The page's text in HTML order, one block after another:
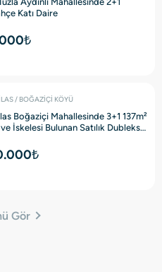
Katı Daire
/ BOĞAZİÇİ KÖYÜ
Boğaziçi Mahallesinde 3+1 137m²
İskelesi Bulunan Satılık Dubleks
Gör